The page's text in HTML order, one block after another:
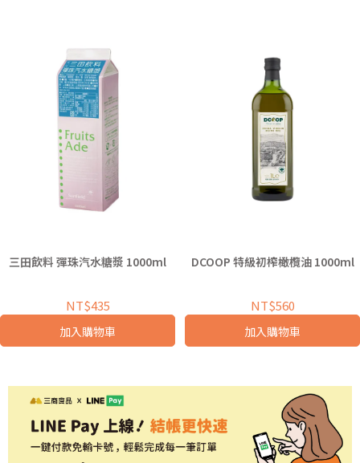
三田飲料 彈珠汽水糖漿 1000ml
NT$435
加入購物車
DCOOP 特級初榨橄欖油 1000ml
NT$560
加入購物車